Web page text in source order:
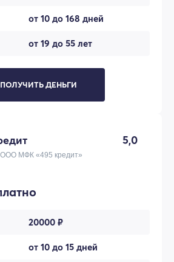
от 10 до 168 дней
от 19 до 55 лет
ПОЛУЧИТЬ ДЕНЬГИ
5,0
ООО МФК «495 кредит»
20000 ₽
от 10 до 15 дней